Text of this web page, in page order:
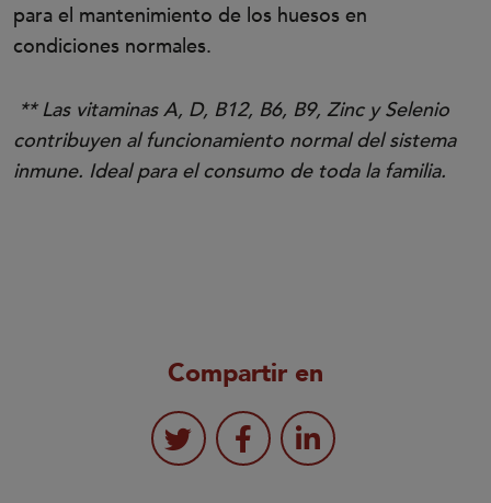
para el mantenimiento de los huesos en
condiciones normales.
** Las vitaminas A, D, B12, B6, B9, Zinc y Selenio
contribuyen al funcionamiento normal del sistema
inmune. Ideal para el consumo de toda la familia.
Compartir en